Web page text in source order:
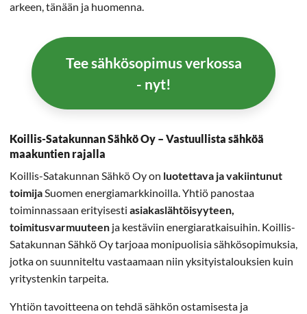
arkeen, tänään ja huomenna.
Tee sähkösopimus verkossa
- nyt!
Koillis-Satakunnan Sähkö Oy – Vastuullista sähköä
maakuntien rajalla
Koillis-Satakunnan Sähkö Oy on luotettava ja vakiintunut
toimijaSuomen energiamarkkinoilla. Yhtiö panostaa
toiminnassaan erityisesti asiakaslähtöisyyteen,
toimitusvarmuuteen ja kestäviin energiaratkaisuihin. Koillis-
Satakunnan Sähkö Oy tarjoaa monipuolisia sähkösopimuksia,
jotka on suunniteltu vastaamaan niin yksityistalouksien kuin
yritystenkin tarpeita.
Yhtiön tavoitteena on tehdä sähkön ostamisesta ja